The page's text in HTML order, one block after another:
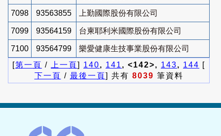
7098 93563855 上勤國際股份有限公司
7099 93564159 台柬耶利米國際股份有限公司
7100 93564799
樂愛健康生技事業股份有限公司
[第一頁 / 上一頁] 140, 141 , <142>, 143, 144 [
下一頁 / 最後一頁] 共有 8039 筆資料